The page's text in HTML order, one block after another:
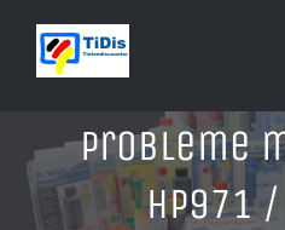
Inhalt
Probleme
HP971